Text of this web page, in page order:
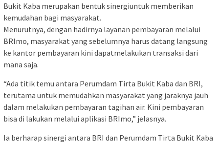
Bukit Kaba merupakan bentuk sinergiuntuk memberikan
kemudahan bagi masyarakat.
Menurutnya, dengan hadirnya layanan pembayaran melalui
BRImo, masyarakat yang sebelumnya harus datang langsung
ke kantor pembayaran kini dapatmelakukan transaksi dari
mana saja.
“Ada titik temu antara Perumdam Tirta Bukit Kaba dan BRI,
terutama untuk memudahkan masyarakat yang jaraknya jauh
dalam melakukan pembayaran tagihan air. Kini pembayaran
bisa di lakukan melalui aplikasi BRImo,” jelasnya.
Ia berharap sinergi antara BRI dan Perumdam Tirta Bukit Kaba